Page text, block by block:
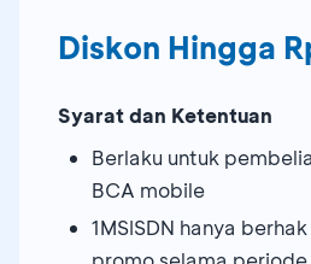
Diskon Hingga
Syarat dan Ketentuan
Berlaku untuk
BCA mobile
1MSISDN hanya